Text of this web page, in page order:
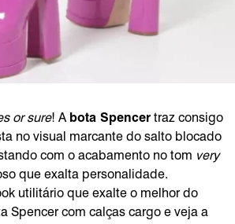
or sure! A bota Spencer traz consigo
no visual marcante do salto blocado
com o acabamento no tom very
que exalta personalidade.
utilitário que exalte o melhor do
Spencer com calças cargo e veja a